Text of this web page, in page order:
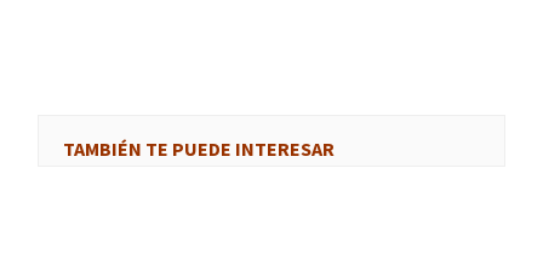
TAMBIÉN TE PUEDE INTERESAR